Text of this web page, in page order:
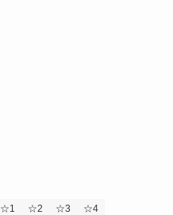
☆1 ☆2 ☆3
☆4